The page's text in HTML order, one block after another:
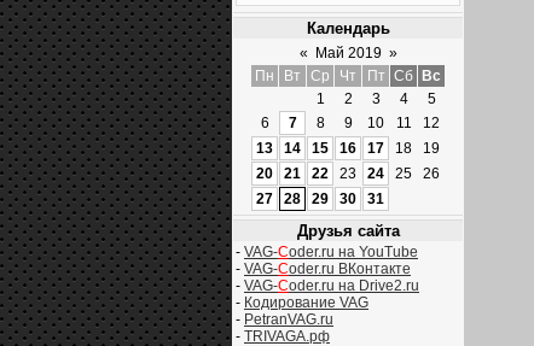
Календарь
« Май 2019 »
Пн
Вт Ср Чт Пт Сб
Вс
1
2 3 4
5
6
7 8 9 10 11
12
13
14 15 16 17 18
19
20
21 22 23 24 25
26
27
28 29 30 31
Друзья сайта
- VAG-Coder.ru на YouTube
- VAG-Coder.ru ВКонтакте
- VAG-Coder.ru на Drive2.ru
- Кодирование VAG
- PetranVAG.ru
- TRIVAGA.рф